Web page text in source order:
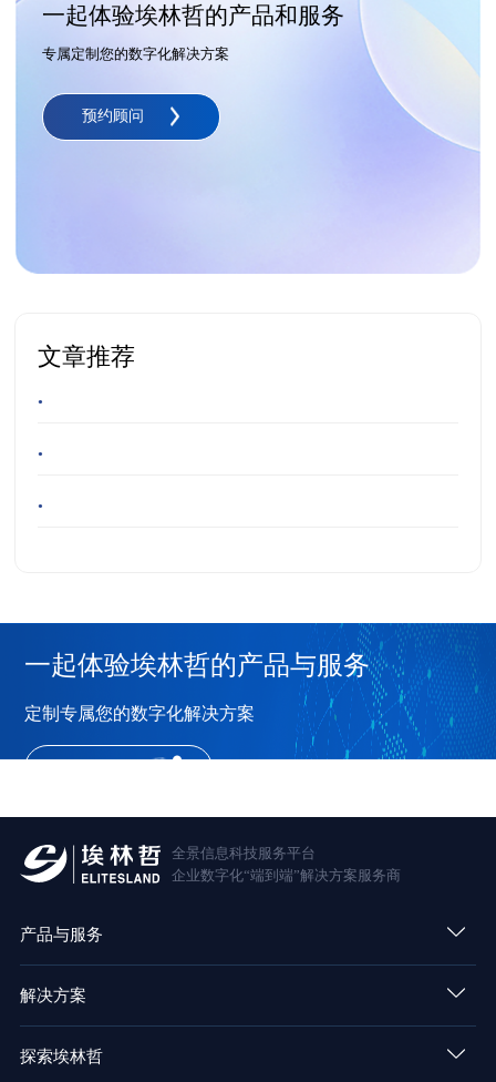
一起体验埃林哲的产品和服务
专属定制您的数字化解决方案
预约顾问
文章推荐
•
•
•
一起体验埃林哲的产品与服务
定制专属您的数字化解决方案
全景信息科技服务平台
企业数字化“端到端”解决方案服务商
产品与服务
解决方案
探索埃林哲